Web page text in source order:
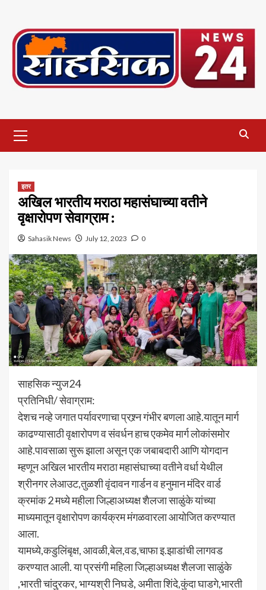
content
Menu
इतर
अखिल भारतीय मराठा महासंघाच्या वतीने
वृक्षारोपण सेवाग्राम :
Sahasik News July 12, 2023 0
साहसिक न्युज24
प्रतिनिधी/ सेवाग्राम:
देशच नव्हे जगात पर्यावरणाचा प्रश्र्न गंभीर बणला आहे.यातून मार्ग
काढण्यासाठी वृक्षारोपण व संवर्धन हाच एकमेव मार्ग लोकांसमोर
आहे.पावसाळा सुरू झाला असून एक जबाबदारी आणि योगदान
म्हणून अखिल भारतीय मराठा महासंघाच्या वतीने वर्धा येथील
श्रीनगर लेआउट,तुळशी वृंदावन गार्डन व हनुमान मंदिर वार्ड
क्रमांक 2 मध्ये महीला जिल्हाअध्यक्ष शैलजा साळुंके यांच्या
माध्यमातून वृक्षारोपण कार्यक्रम मंगळवारला आयोजित करण्यात
आला.
यामध्ये,कडुलिंबृक्ष, आवळी,बेल,वड,चाफा इ.झाडांची लागवड
करण्यात आली. या प्रसंगी महिला जिल्हाअध्यक्ष शैलजा साळुंके
,भारती चांदुरकर, भाग्यश्री निघडे, अमीता शिंदे,कुंदा घाडगे,भारती